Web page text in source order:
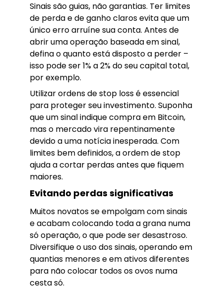
Sinais são guias, não garantias. Ter limites
de perda e de ganho claros evita que um
único erro arruíne sua conta. Antes de
abrir uma operação baseada em sinal,
defina o quanto está disposto a perder –
isso pode ser 1% a 2% do seu capital total,
por exemplo.
Utilizar ordens de stop loss é essencial
para proteger seu investimento. Suponha
que um sinal indique compra em Bitcoin,
mas o mercado vira repentinamente
devido a uma notícia inesperada. Com
limites bem definidos, a ordem de stop
ajuda a cortar perdas antes que fiquem
maiores.
Evitando perdas significativas
Muitos novatos se empolgam com sinais
e acabam colocando toda a grana numa
só operação, o que pode ser desastroso.
Diversifique o uso dos sinais, operando em
quantias menores e em ativos diferentes
para não colocar todos os ovos numa
cesta só.